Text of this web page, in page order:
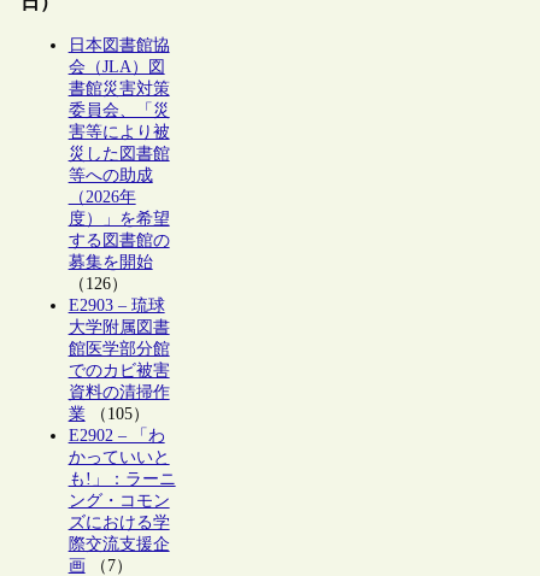
日本図書館協
会（JLA）図
書館災害対策
委員会、「災
害等により被
災した図書館
等への助成
（2026年
度）」を希望
する図書館の
募集を開始
（126）
E2903 – 琉球
大学附属図書
館医学部分館
でのカビ被害
資料の清掃作
業（105）
E2902 – 「わ
かっていいと
も!」：ラーニ
ング・コモン
ズにおける学
際交流支援企
画 （7）